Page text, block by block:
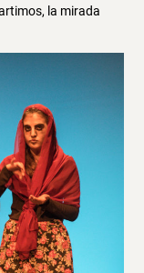
la mirada